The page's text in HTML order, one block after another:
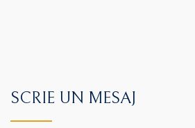
SCRIE UN MESAJ